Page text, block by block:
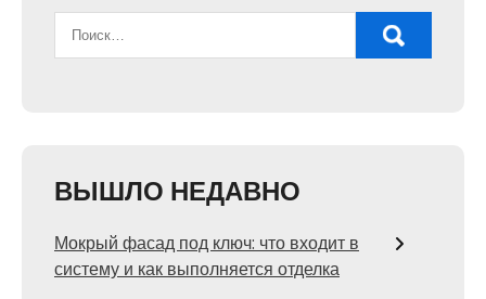
ВЫШЛО НЕДАВНО
Мокрый фасад под ключ: что входит в
систему и как выполняется отделка